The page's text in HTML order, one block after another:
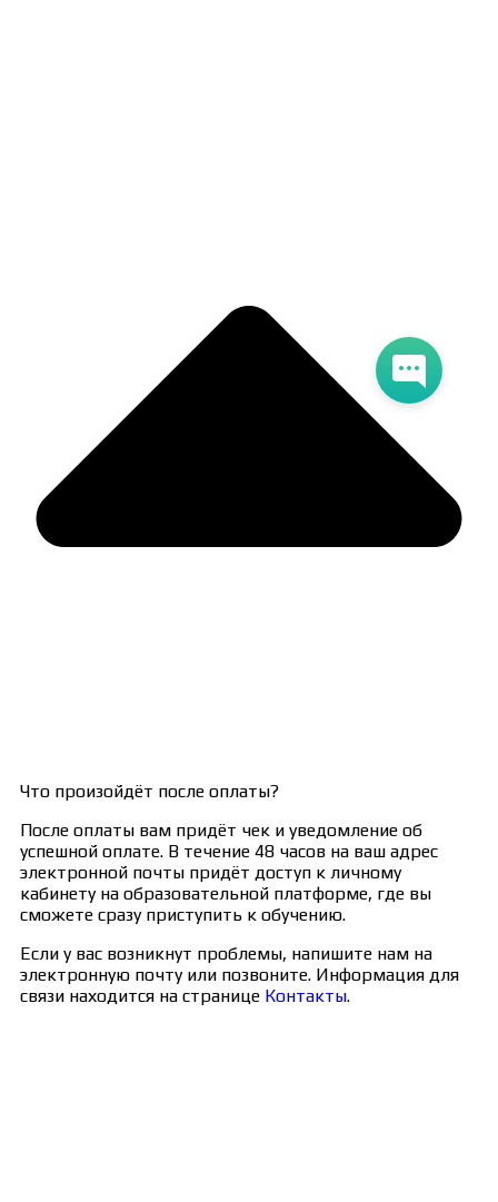
Что произойдёт после оплаты?
После оплаты вам придёт чек и уведомление об
успешной оплате. В течение 48 часов на ваш адрес
электронной почты придёт доступ к личному
кабинету на образовательной платформе, где вы
сможете сразу приступить к обучению.
Если у вас возникнут проблемы, напишите нам на
электронную почту или позвоните. Информация для
связи находится на странице Контакты.